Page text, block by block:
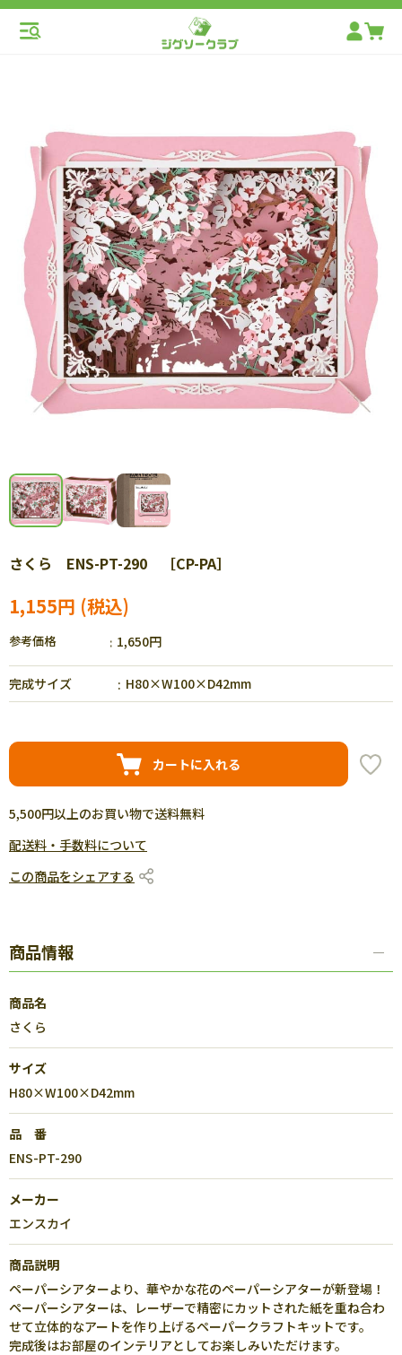
さくら ENS-PT-290 ［CP-PA］
1,155円
参考価格 1,650円
完成サイズ H80×W100×D42mm
カートに入れる
5,500円以上のお買い物で送料無料
配送料・手数料について
この商品をシェアする
商品情報
商品名
さくら
サイズ
H80×W100×D42mm
品 番
ENS-PT-290
メーカー
エンスカイ
商品説明
ペーパーシアターより、華やかな花のペーパーシアターが新登場！
ペーパーシアターは、レーザーで精密にカットされた紙を重ね合わ
せて立体的なアートを作り上げるペーパークラフトキットです。
完成後はお部屋のインテリアとしてお楽しみいただけます。